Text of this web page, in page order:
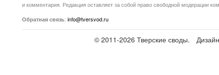
и комментария. Редакция оставляет за собой право свободной модерации
Обратная связь: info@tversvod.ru
© 2011-2026 Тверские своды.